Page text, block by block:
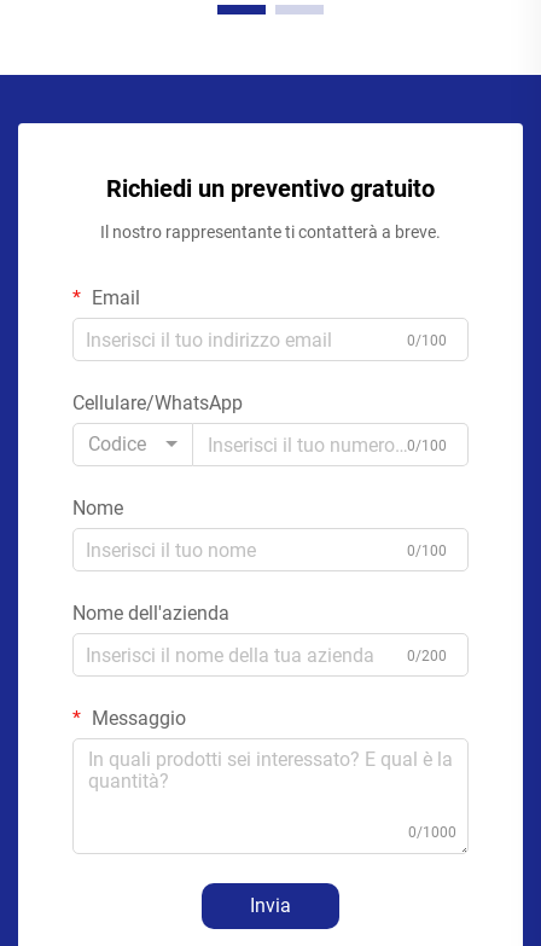
Richiedi un preventivo gratuito
Il nostro rappresentante ti contatterà a breve.
Email
0/100
Cellulare/WhatsApp
Codice
0/100
Nome
0/100
Nome dell'azienda
0/200
Messaggio
0/1000
Invia